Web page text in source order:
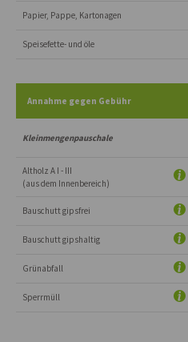
Papier, Pappe, Kartonagen
Speisefette- und öle
Annahme gegen Gebühr
Kleinmengenpauschale
Altholz A I - III
(aus dem Innenbereich)
Bauschutt gipsfrei
Bauschutt gipshaltig
Grünabfall
Sperrmüll